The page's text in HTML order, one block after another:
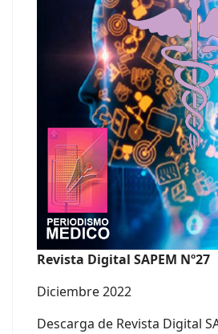
Revista Digital SAPEM Nº27
Diciembre 2022
Descarga de Revista Digital